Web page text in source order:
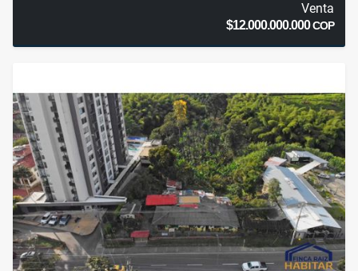
Venta
$12.000.000.000COP